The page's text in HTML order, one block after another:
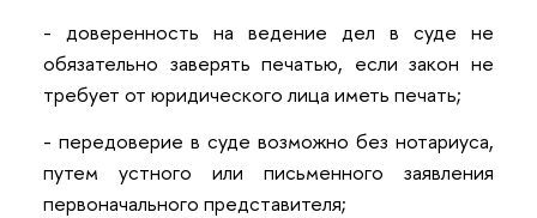
- доверенность на ведение дел в суде не
обязательно заверять печатью, если закон не
требует от юридического лица иметь печать;
- передоверие в суде возможно без нотариуса,
путем устного или письменного заявления
первоначального представителя;